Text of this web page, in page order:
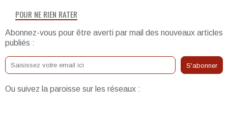
POUR NE RIEN RATER
Abonnez-vous pour être averti par mail des nouveaux articles
publiés :
Ou suivez la paroisse sur les réseaux :